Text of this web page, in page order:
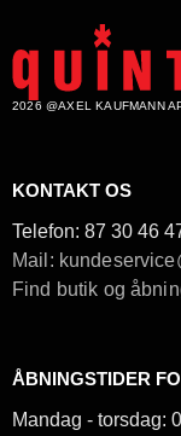
2026 @AXEL KAUFMANN
KONTAKT OS
Telefon: 87 30 46
Mail:
Find butik og
ÅBNINGSTIDER
Mandag - torsdag: